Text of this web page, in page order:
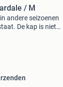
/ M
andere seizoenen
De kap is niet